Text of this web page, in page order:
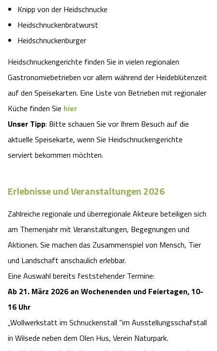
Knipp von der Heidschnucke
Heidschnuckenbratwurst
Heidschnuckenburger
Heidschnuckengerichte finden Sie in vielen regionalen
Gastronomiebetrieben vor allem während der Heideblütenzeit
auf den Speisekarten. Eine Liste von Betrieben mit regionaler
Küche finden Sie hier
Unser Tipp: Bitte schauen Sie vor Ihrem Besuch auf die
aktuelle Speisekarte, wenn Sie Heidschnuckengerichte
serviert bekommen möchten.
Erlebnisse und Veranstaltungen 2026
Zahlreiche regionale und überregionale Akteure beteiligen sich
am Themenjahr mit Veranstaltungen, Begegnungen und
Aktionen. Sie machen das Zusammenspiel von Mensch, Tier
und Landschaft anschaulich erlebbar.
Eine Auswahl bereits feststehender Termine:
Ab 21. März 2026 an Wochenenden und Feiertagen, 10-
16 Uhr
„Wollwerkstatt im Schnuckenstall “im Ausstellungsschafstall
in Wilsede neben dem Olen Hus, Verein Naturpark.